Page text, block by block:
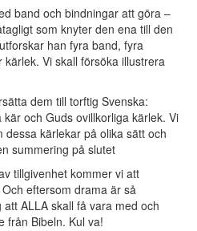
band och bindningar att göra –
som knyter den ena till den
han fyra band, fyra
Vi skall försöka illustrera
dem till torftig Svenska:
och Guds ovillkorliga kärlek. Vi
kärlekar på olika sätt och
summering på slutet
tillgivenhet kommer vi att
eftersom drama är så
ALLA skall få vara med och
från Bibeln. Kul va!